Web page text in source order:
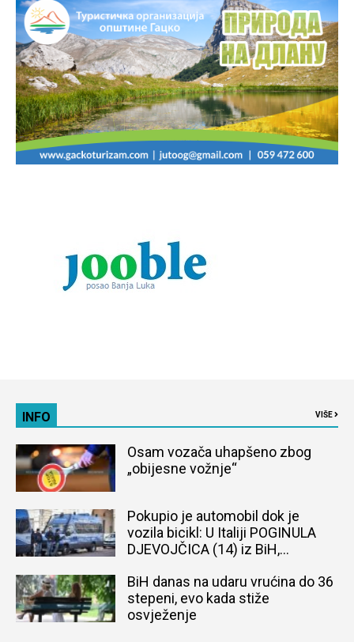
INFO VIŠE
Osam vozača uhapšeno zbog
„obijesne vožnje“
Pokupio je automobil dok je
vozila bicikl: U Italiji POGINULA
DJEVOJČICA (14) iz BiH,
BiH danas na udaru vrućina do 36
stepeni, evo kada stiže
osvježenje